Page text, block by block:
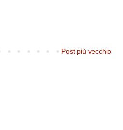
Post più vecchio